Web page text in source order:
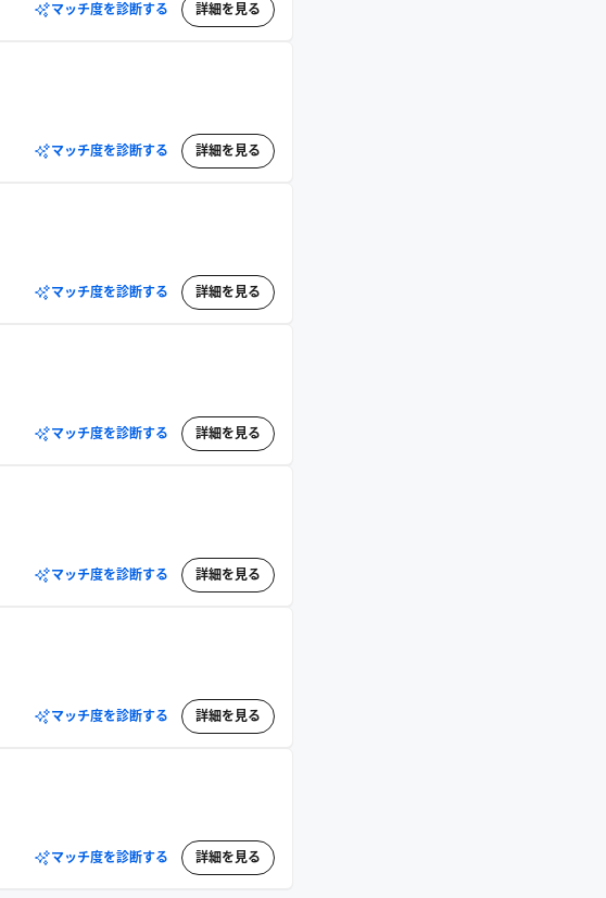
マッチ度を診断する 詳細を見る
マッチ度を診断する 詳細を見る
マッチ度を診断する 詳細を見る
マッチ度を診断する 詳細を見る
マッチ度を診断する 詳細を見る
マッチ度を診断する 詳細を見る
マッチ度を診断する 詳細を見る